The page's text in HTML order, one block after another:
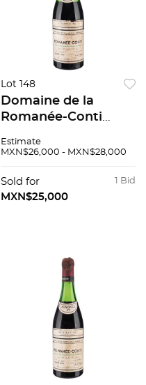
Lot 148
Domaine de la
Romanée-Conti
Grand Cru. Cosecha:
94 / 100
Estimate
MXN$26,000 - MXN$28,000
1 Bid
Sold for
MXN$25,000